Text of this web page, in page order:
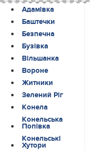
Адамівка
Баштечки
Безпечна
Бузівка
Вільшанка
Вороне
Житники
Зелений Ріг
Конела
Конельська
Попівка
Конельські
Хутори